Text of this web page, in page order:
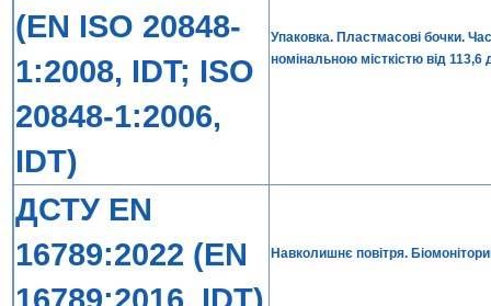
(EN ISO 20848-
1:2008, IDT; ISO
20848-1:2006,
IDT)
Упаковка. Пластмасові бочки.
номінальною місткістю від 113,6
ДСТУ EN
16789:2022 (EN
Навколишнє повітря.